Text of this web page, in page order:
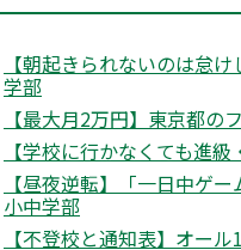
【朝起きられないのは怠
学部
【最大月2万円】東京都
【学校に行かなくても進
【昼夜逆転】「一日中ゲ
小中学部
【不登校と通知表】オー